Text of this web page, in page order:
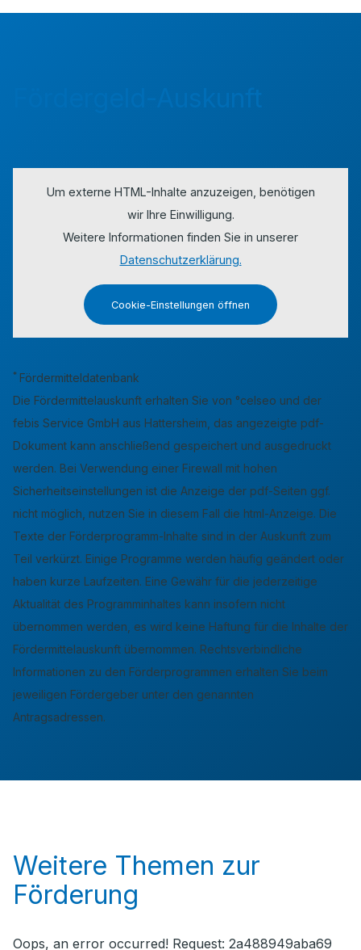
Um externe HTML-Inhalte anzuzeigen, benötigen
wir Ihre Einwilligung.
Weitere Informationen finden Sie in unserer
Datenschutzerklärung.
Cookie-Einstellungen öffnen
* Fördermitteldatenbank
Die Fördermittelauskunft erhalten Sie von °celseo und der
febis Service GmbH aus Hattersheim, das angezeigte pdf-
Dokument kann anschließend gespeichert und ausgedruckt
werden. Bei Verwendung einer Firewall mit hohen
Sicherheitseinstellungen ist die Anzeige der pdf-Seiten ggf.
nicht möglich, nutzen Sie in diesem Fall die html-Anzeige. Die
Texte der Förderprogramm-Inhalte sind in der Auskunft zum
Teil verkürzt. Einige Programme werden häufig geändert oder
haben kurze Laufzeiten. Eine Gewähr für die jederzeitige
Aktualität des Programminhaltes kann insofern nicht
übernommen werden, es wird keine Haftung für die Inhalte der
Fördermittelauskunft übernommen. Rechtsverbindliche
Informationen zu den Förderprogrammen erhalten Sie beim
jeweiligen Fördergeber unter den genannten
Antragsadressen.
Weitere Themen zur
Förderung
Oops, an error occurred! Request: 2a488949aba69